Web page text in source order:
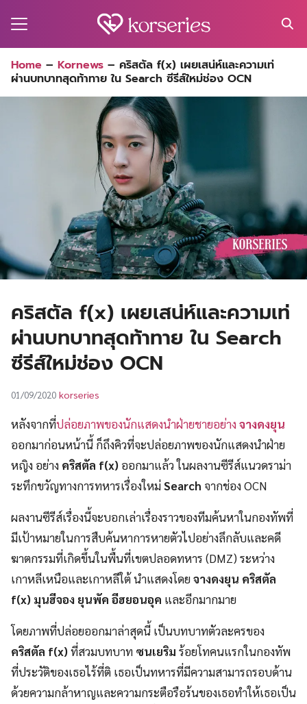
for:
Home – Kornews – คริสตัล f(x) เผยเสน่ห์และความเท่
ผ่านบทบาทสุดท้าทาย ใน Search ซีรีส์ใหม่ช่อง OCN
คริสตัล f(x) เผยเสน่ห์และความเท่
ผ่านบทบาทสุดท้าทาย ใน Search
ซีรีส์ใหม่ช่อง OCN
01/09/2020 korseries
หลังจากที่ปล่อยภาพของนักแสดงนำฝ่ายชายอย่าง จางดงยุน
ออกมาก่อนหน้านี้ ก็ถึงคิวที่จะปล่อยภาพของนักแสดงนำฝ่าย
หญิง อย่าง คริสตัล f(x) ออกมาแล้ว ในผลงานซีรีส์แนวดราม่า
ระทึกขวัญทางการทหารเรื่องใหม่Search จากช่อง OCN
ผลงานซีรีส์เรื่องนี้จะบอกเล่าเรื่องราวของทีมค้นหาในกองทัพที่
มีเป้าหมายในการสืบค้นหาการหายตัวไปอย่างลึกลับและคดี
ฆาตกรรมที่เกิดขึ้นในพื้นที่เขตปลอดทหาร (DMZ) ระหว่าง
เกาหลีเหนือและเกาหลีใต้ นำแสดงโดยจางดงยุน คริสตัล
f(x) มุนฮีจอง ยุนพัค อีฮยอนอุค และอีกมากมาย
โดยภาพที่ปล่อยออกมาล่าสุดนี้ เป็นบทบาทตัวละครของ
คริสตัล f(x)ที่สวมบทบาท ซนเยริม ร้อยโทคนแรกในกองทัพ
ที่ประวัติของเธอไร้ที่ติ เธอเป็นทหารที่มีความสามารถรอบด้าน
ด้วยความกล้าหาญและความกระตือรือร้นของเธอทำให้เธอเป็น